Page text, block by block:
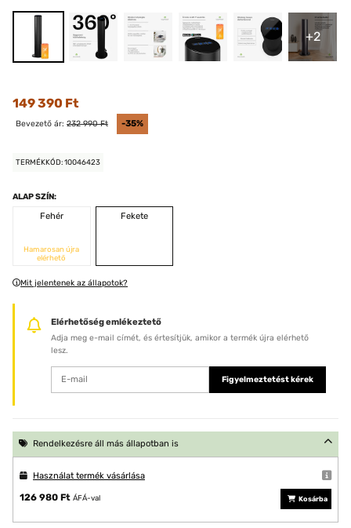
+2
149 390 Ft
Bevezető ár: 232 990 Ft -35%
TERMÉKKÓD: 10046423
ALAP SZÍN:
Fehér
Hamarosan újra
elérhető
Fekete
Mit jelentenek az állapotok?
Elérhetőség emlékeztető
Adja meg e-mail címét, és értesítjük, amikor a termék újra elérhető
lesz.
Figyelmeztetést kérek
Rendelkezésre áll más állapotban is
Használat termék vásárlása
126 980 Ft ÁFÁ-val Kosárba